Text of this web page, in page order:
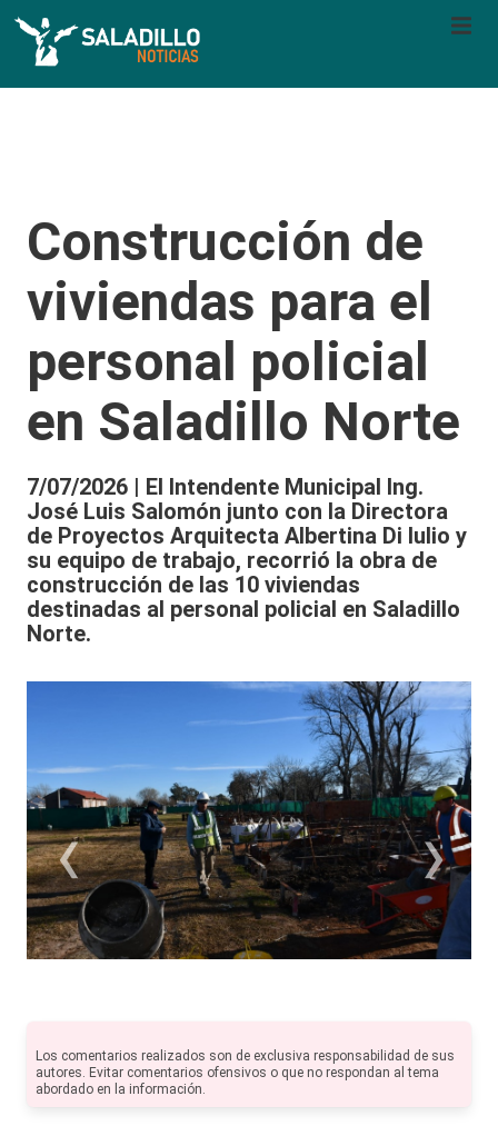
Construcción de
viviendas para el
personal policial
en Saladillo Norte
7/07/2026 | El Intendente Municipal Ing.
José Luis Salomón junto con la Directora
de Proyectos Arquitecta Albertina Di Iulio y
su equipo de trabajo, recorrió la obra de
construcción de las 10 viviendas
destinadas al personal policial en Saladillo
Norte.
‹ ›
Los comentarios realizados son de exclusiva responsabilidad de sus
autores. Evitar comentarios ofensivos o que no respondan al tema
abordado en la información.